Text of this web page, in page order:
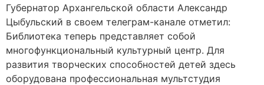
Губернатор Архангельской области Александр
Цыбульский в своем телеграм-канале отметил:
Библиотека теперь представляет собой
многофункциональный культурный центр. Для
развития творческих способностей детей здесь
оборудована профессиональная мультстудия